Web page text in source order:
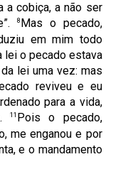
a cobiça, a não ser
8 Mas o pecado,
em mim todo
lei o pecado estava
lei uma vez: mas
reviveu e eu
para a vida,
11 Pois o pecado,
me enganou e por
e o mandamento